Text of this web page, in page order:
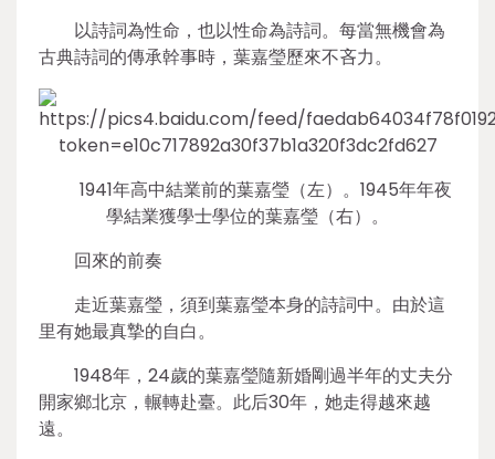
以詩詞為性命，也以性命為詩詞。每當無機會為
古典詩詞的傳承幹事時，葉嘉瑩歷來不吝力。
1941年高中結業前的葉嘉瑩（左）。1945年年夜
學結業獲學士學位的葉嘉瑩（右）。
回來的前奏
走近葉嘉瑩，須到葉嘉瑩本身的詩詞中。由於這
里有她最真摯的自白。
1948年，24歲的葉嘉瑩隨新婚剛過半年的丈夫分
開家鄉北京，輾轉赴臺。此后30年，她走得越來越
遠。